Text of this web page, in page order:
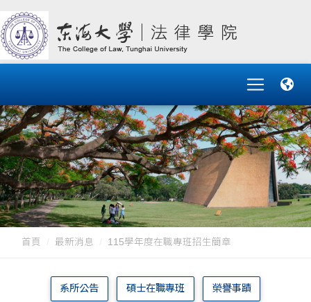
首頁 最新消息 115學年度在職專班招生簡章
系所公告 碩士在職專班 榮譽事蹟